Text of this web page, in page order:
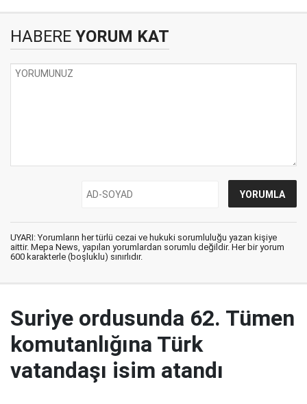
HABERE YORUM KAT
UYARI: Yorumların her türlü cezai ve hukuki sorumluluğu yazan kişiye
aittir. Mepa News, yapılan yorumlardan sorumlu değildir. Her bir yorum
600 karakterle (boşluklu) sınırlıdır.
Suriye ordusunda 62. Tümen
komutanlığına Türk
vatandaşı isim atandı